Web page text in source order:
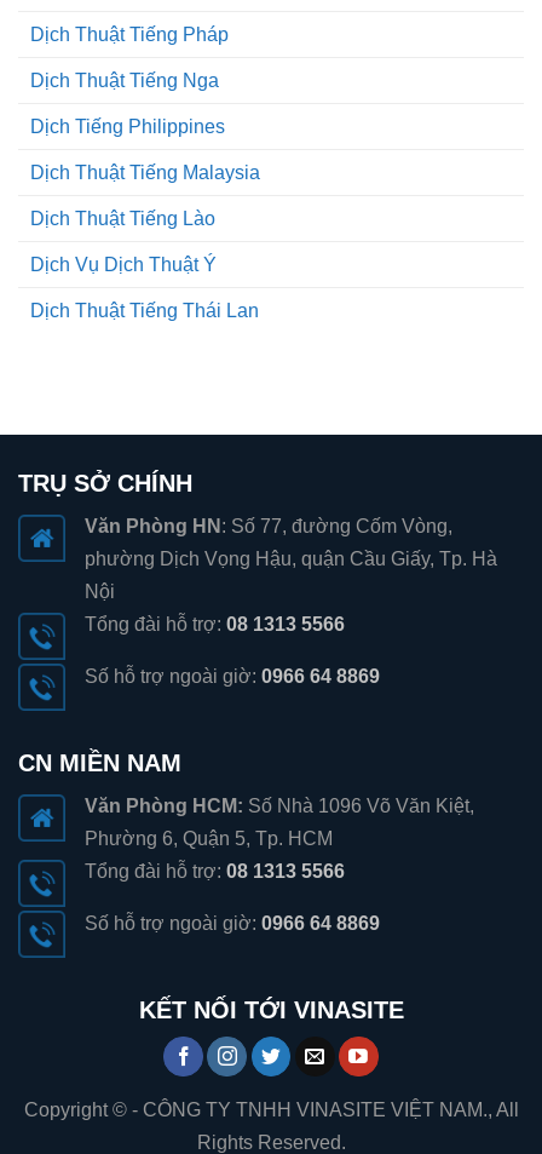
Dịch Thuật Tiếng Pháp
Dịch Thuật Tiếng Nga
Dịch Tiếng Philippines
Dịch Thuật Tiếng Malaysia
Dịch Thuật Tiếng Lào
Dịch Vụ Dịch Thuật Ý
Dịch Thuật Tiếng Thái Lan
TRỤ SỞ CHÍNH
Văn Phòng HN : Số 77, đường Cốm Vòng,
phường Dịch Vọng Hậu, quận Cầu Giấy, Tp. Hà
Nội
Tổng đài hỗ trợ: 08 1313 5566
Số hỗ trợ ngoài giờ: 0966 64 8869
CN MIỀN NAM
Văn Phòng HCM: Số Nhà 1096 Võ Văn Kiệt,
Phường 6, Quận 5, Tp. HCM
Tổng đài hỗ trợ: 08 1313 5566
Số hỗ trợ ngoài giờ: 0966 64 8869
KẾT NỐI TỚI VINASITE
Copyright © - CÔNG TY TNHH VINASITE VIỆT NAM., All
Rights Reserved.